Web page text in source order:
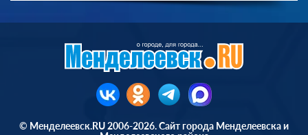
© Менделеевск.RU 2006-2026. Сайт города Менделеевска и